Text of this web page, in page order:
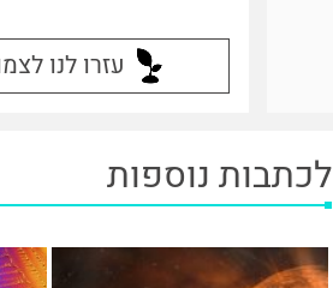
עזרו לנו
לכתבות נוספות